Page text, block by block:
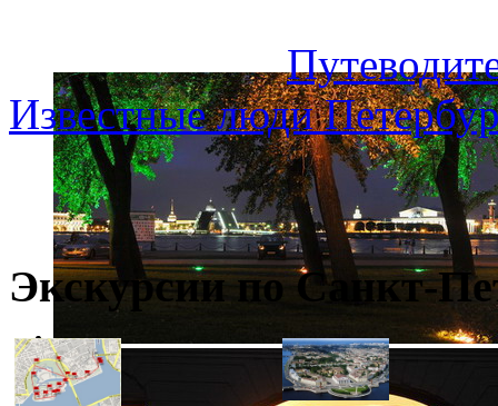
Известные люди
Экскурсии по Санкт-